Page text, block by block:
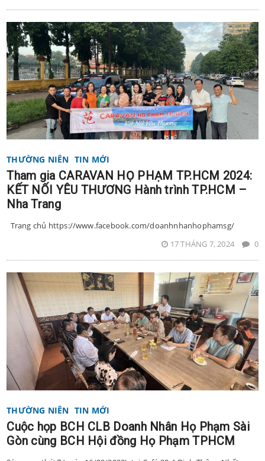
THƯỜNG NIÊN TIN MỚI
Tham gia CARAVAN HỌ PHẠM TP.HCM 2024:
KẾT NỐI YÊU THƯƠNG Hành trình TP.HCM –
Nha Trang
Trang chủ https://www.facebook.com/doanhnhanhophamsg/
17 THÁNG 7, 2024
0
THƯỜNG NIÊN TIN MỚI
Cuộc họp BCH CLB Doanh Nhân Họ Phạm Sài
Gòn cùng BCH Hội đồng Họ Phạm TPHCM